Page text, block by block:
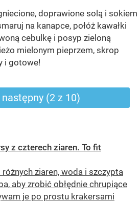
doprawione solą i sokiem
na kanapce, połóż kawałki
cebulkę i posyp zieloną
mielonym pieprzem, skrop
i gotowe!
(2 z 10)
z czterech ziaren. To fit
ziaren, woda i szczypta
aby zrobić obłędnie chrupiące
je po prostu krakersami